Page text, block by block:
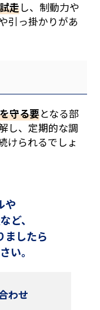
走し、制動力や
引っ掛かりがあ
守る要となる部
し、定期的な調
けられるでしょ
や
ど、
ましたら
い。
わせ